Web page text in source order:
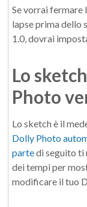
Se vorrai fermare
lapse prima dello
1.0, dovrai
Lo
Photo
Lo sketch è il
Dolly Photo
partedi seguito ti
dei tempi per
modificare il tuo